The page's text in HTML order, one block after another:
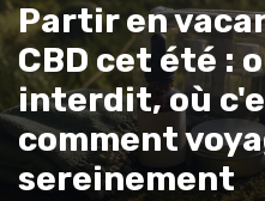
Partir en
CBD cet été :
interdit, où
comment
sereinement